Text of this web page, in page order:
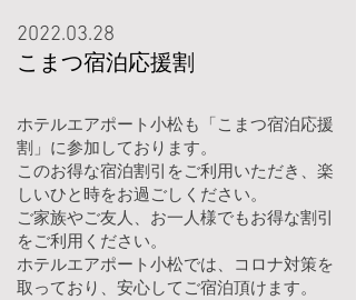
2022.03.28
こまつ宿泊応援割
ホテルエアポート小松も「こまつ宿泊応援
割」に参加しております。
このお得な宿泊割引をご利用いただき、楽
しいひと時をお過ごしください。
ご家族やご友人、お一人様でもお得な割引
をご利用ください。
ホテルエアポート小松では、コロナ対策を
取っており、安心してご宿泊頂けます。